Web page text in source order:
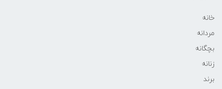
خانه
مردانه
بچگانه
زنانه
برند